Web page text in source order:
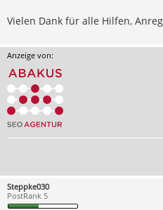
Vielen Dank für alle Hilfen,
Anzeige von:
Steppke030
PostRank 5